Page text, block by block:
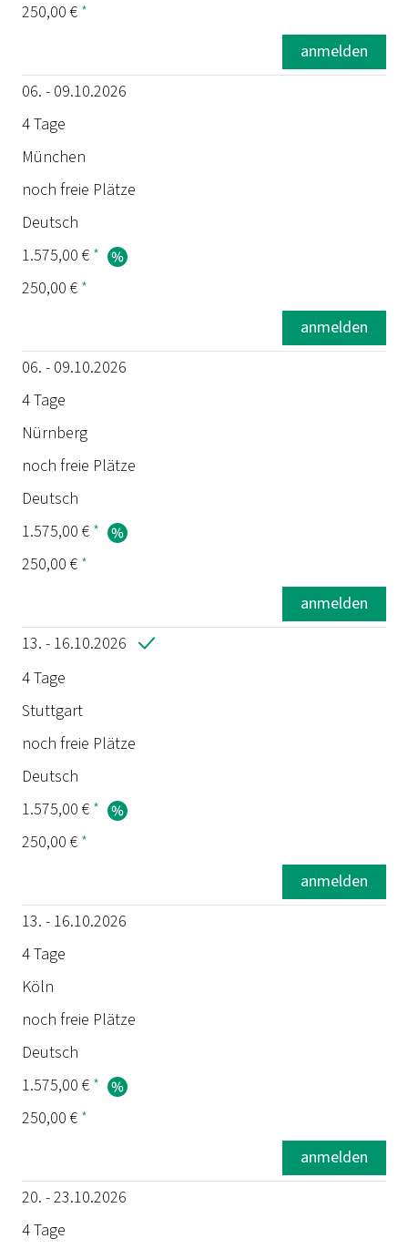
250,00 € *
anmelden
06. - 09.10.2026
4 Tage
München
noch freie Plätze
Deutsch
1.575,00 € *
250,00 € *
anmelden
06. - 09.10.2026
4 Tage
Nürnberg
noch freie Plätze
Deutsch
1.575,00 € *
250,00 € *
anmelden
13. - 16.10.2026
4 Tage
Stuttgart
noch freie Plätze
Deutsch
1.575,00 € *
250,00 € *
anmelden
13. - 16.10.2026
4 Tage
Köln
noch freie Plätze
Deutsch
1.575,00 € *
250,00 € *
anmelden
20. - 23.10.2026
4 Tage